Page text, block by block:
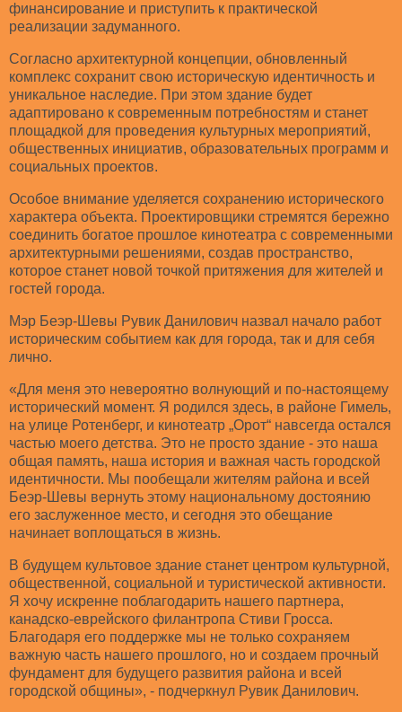
финансирование и приступить к практической
реализации задуманного.
Согласно архитектурной концепции, обновленный
комплекс сохранит свою историческую идентичность и
уникальное наследие. При этом здание будет
адаптировано к современным потребностям и станет
площадкой для проведения культурных мероприятий,
общественных инициатив, образовательных программ и
социальных проектов.
Особое внимание уделяется сохранению исторического
характера объекта. Проектировщики стремятся бережно
соединить богатое прошлое кинотеатра с современными
архитектурными решениями, создав пространство,
которое станет новой точкой притяжения для жителей и
гостей города.
Мэр Беэр-Шевы Рувик Данилович назвал начало работ
историческим событием как для города, так и для себя
лично.
«Для меня это невероятно волнующий и по-настоящему
исторический момент. Я родился здесь, в районе Гимель,
на улице Ротенберг, и кинотеатр „Орот“ навсегда остался
частью моего детства. Это не просто здание - это наша
общая память, наша история и важная часть городской
идентичности. Мы пообещали жителям района и всей
Беэр-Шевы вернуть этому национальному достоянию
его заслуженное место, и сегодня это обещание
начинает воплощаться в жизнь.
В будущем культовое здание станет центром культурной,
общественной, социальной и туристической активности.
Я хочу искренне поблагодарить нашего партнера,
канадско-еврейского филантропа Стиви Гросса.
Благодаря его поддержке мы не только сохраняем
важную часть нашего прошлого, но и создаем прочный
фундамент для будущего развития района и всей
городской общины», - подчеркнул Рувик Данилович.